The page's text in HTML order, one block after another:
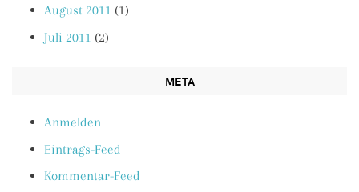
August 2011 (1)
Juli 2011 (2)
META
Anmelden
Eintrags-Feed
Kommentar-Feed